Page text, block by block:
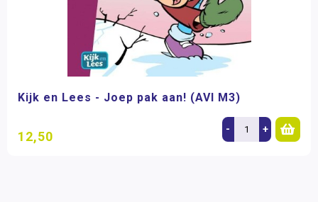
Kijk en Lees - Joep pak aan! (AVI M3)
12,50 - +